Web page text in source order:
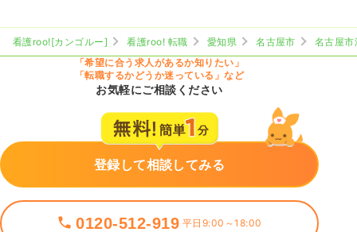
看護roo![カンゴルー] 看護roo! 転職 愛知県 名古屋市
名古屋市
「希望に合う求人があるか知りたい」
「転職するかどうか迷っている」など
お気軽にご相談ください
登録して相談してみる
0120-512-919 平日9:00～18:00